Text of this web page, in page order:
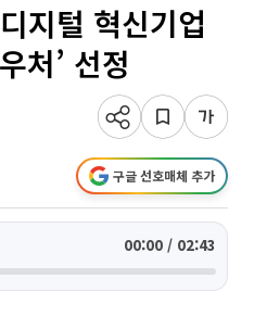
지털 혁신기업
처’ 선정
구글 선호매체 추가
00:00 / 02:43